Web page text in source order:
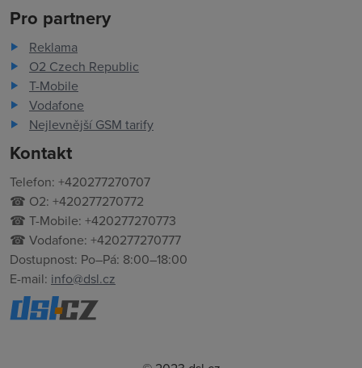
Pro partnery
Reklama
O2 Czech Republic
T-Mobile
Vodafone
Nejlevnější GSM tarify
Kontakt
Telefon: +420277270707
☎ O2: +420277270772
☎ T-Mobile: +420277270773
☎ Vodafone: +420277270777
Dostupnost: Po–Pá: 8:00–18:00
E-mail: info@dsl.cz